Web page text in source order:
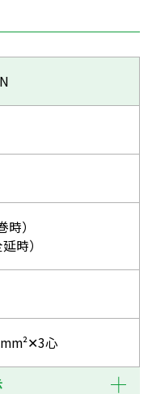
時）
時）
心